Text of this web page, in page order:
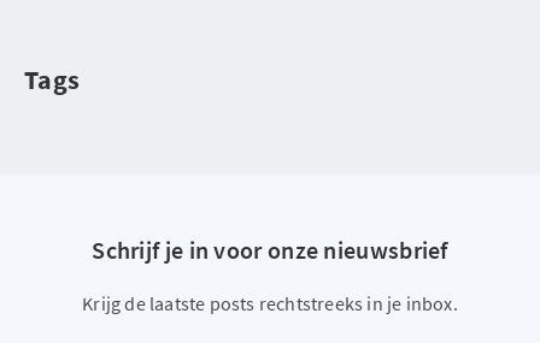
Tags
Schrijf je in voor onze nieuwsbrief
Krijg de laatste posts rechtstreeks in je inbox.